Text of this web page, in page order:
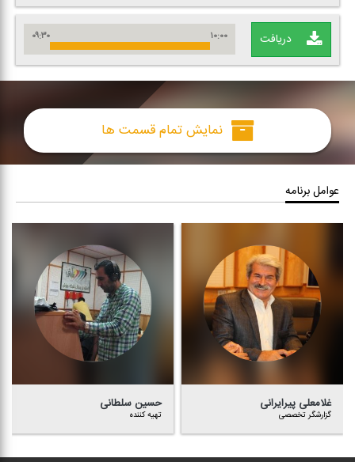
دریافت ۰۹:۳۰ ۱۰:۰۰
نمایش تمام قسمت ها
عوامل برنامه
غلامعلی پیرایرانی
گزارشگر تخصصی
حسین سلطانی
تهیه كننده